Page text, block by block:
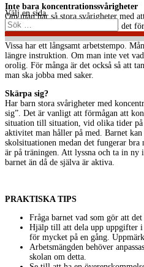
Välj en sida
Inte bara koncentrationssvårigheter
Om man har så stora svårigheter med
är det också annat som ställer till det
sitta stilla och är fariga och fartiga. För
Vissa har ett långsamt arbetstempo.
längre instruktion. Om man inte vet
orolig. För många är det också så att
man ska jobba med saker.
Skärpa sig?
Har barn stora svårigheter med
sig”. Det är vanligt att förmågan att
situation till situation, vid olika tider på
aktivitet man håller på med. Barnet
skolsituationen medan det fungerar bra
är på träningen. Att lyssna och ta in
barnet än då de själva är aktiva.
PRAKTISKA TIPS
Fråga barnet vad som gör att
Hjälp till att dela upp uppgifter i
för mycket på en gång.
Arbetsmängden behöver
skolan om detta.